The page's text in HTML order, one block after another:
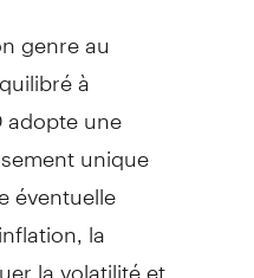
genre au
à
une
unique
éventuelle
la
la volatilité et